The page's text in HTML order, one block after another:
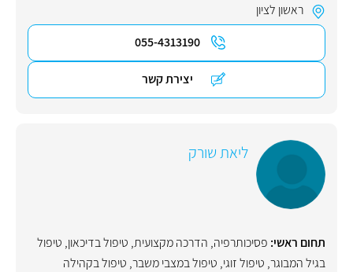
ראשון לציון
055-4313190
יצירת קשר
ליאת שורק
תחום ראשי: פסיכותרפיה, הדרכה מקצועית, טיפול בדיכאון, טיפול
בגיל המבוגר, טיפול זוגי, טיפול במצבי משבר, טיפול בקהילה